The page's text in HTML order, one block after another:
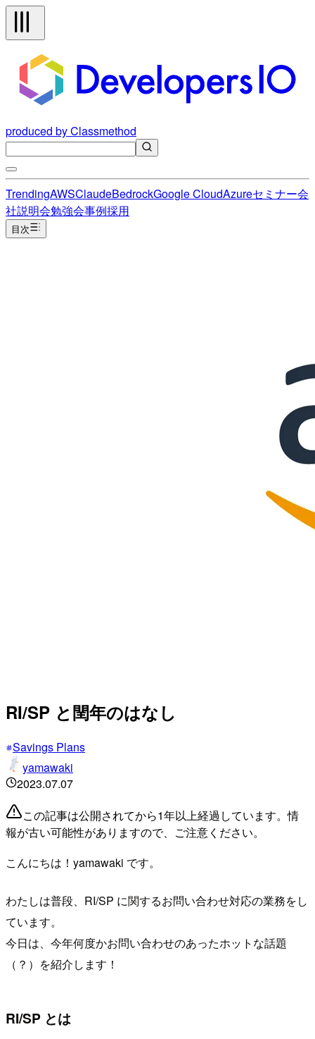
produced by Classmethod
TrendingAWSClaudeBedrockGoogle CloudAzureセミナー会
社説明会勉強会事例採用
目次
RI/SP と閏年のはなし
Savings Plans
yamawaki
2023.07.07
この記事は公開されてから1年以上経過しています。情
報が古い可能性がありますので、ご注意ください。
こんにちは！yamawaki です。
わたしは普段、RI/SP に関するお問い合わせ対応の業務をし
ています。
今日は、今年何度かお問い合わせのあったホットな話題
（？）を紹介します！
RI/SP とは